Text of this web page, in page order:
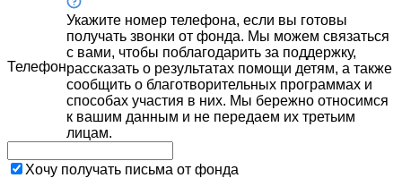
Телефон
Укажите номер телефона, если вы готовы
получать звонки от фонда. Мы можем связаться
с вами, чтобы поблагодарить за поддержку,
рассказать о результатах помощи детям, а также
сообщить о благотворительных программах и
способах участия в них. Мы бережно относимся
к вашим данным и не передаем их третьим
лицам.
Хочу получать письма от фонда